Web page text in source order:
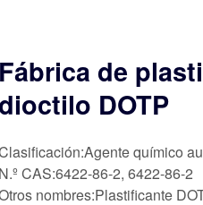
Fábrica de
DOTP
químico
N.º CAS:6422-86-2, 6422-86-2
nombres:Plastificante